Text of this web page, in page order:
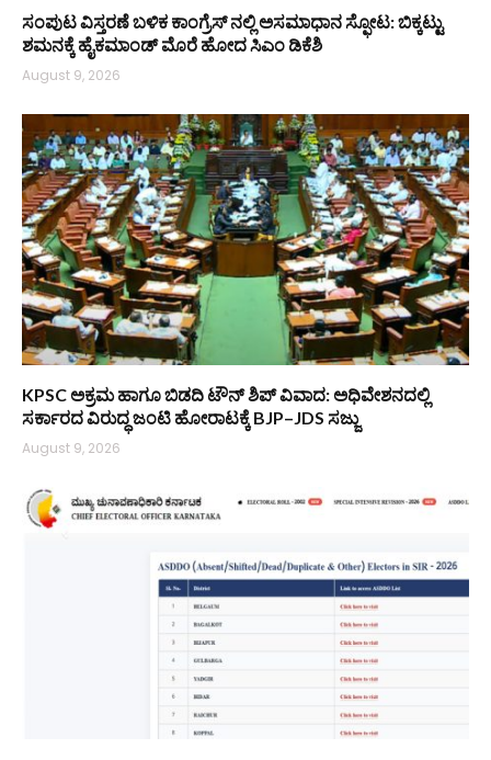
ಸಂಪುಟ ವಿಸ್ತರಣೆ ಬಳಿಕ ಕಾಂಗ್ರೆಸ್‌ ನಲ್ಲಿ ಅಸಮಾಧಾನ ಸ್ಫೋಟ: ಬಿಕ್ಕಟ್ಟು
ಶಮನಕ್ಕೆ ಹೈಕಮಾಂಡ್‌ ಮೊರೆ ಹೋದ ಸಿಎಂ ಡಿಕೆಶಿ
August 9, 2026
KPSC ಅಕ್ರಮ ಹಾಗೂ ಬಿಡದಿ ಟೌನ್‌ ಶಿಪ್ ವಿವಾದ: ಅಧಿವೇಶನದಲ್ಲಿ
ಸರ್ಕಾರದ ವಿರುದ್ಧ ಜಂಟಿ ಹೋರಾಟಕ್ಕೆ BJP–JDS ಸಜ್ಜು
August 9, 2026